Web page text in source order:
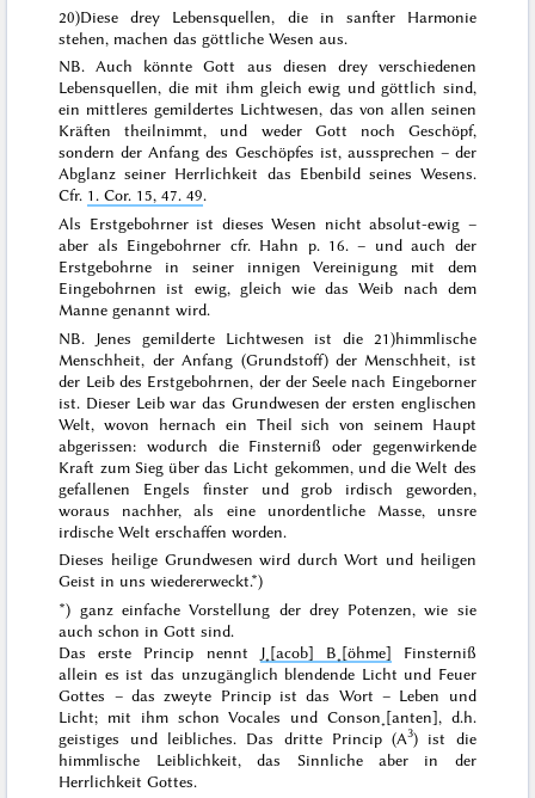
20)Diese drey Lebensquellen, die in sanfter Harmonie
stehen, machen das göttliche Wesen aus.
NB. Auch könnte Gott aus diesen drey verschiedenen
Lebensquellen, die mit ihm gleich ewig und göttlich sind,
ein mittleres gemildertes Lichtwesen, das von allen seinen
Kräften theilnimmt, und weder Gott noch Geschöpf,
sondern derAnfang des Geschöpfes ist, aussprechen – der
Abglanz seiner Herrlichkeit das Ebenbild seines Wesens.
Cfr. 1. Cor. 15, 47. 49.
Als Erstgebohrnerist dieses Wesen nicht absolut-ewig –
aber als Eingebohrner cfr. Hahn p. 16. – und auch der
Erstgebohrne in seiner innigen Vereinigung mit dem
Eingebohrnen ist ewig, gleich wie das Weib nach dem
Manne genannt wird.
NB. Jenes gemilderte Lichtwesen ist die 21)himmlische
Menschheit, derAnfang (Grundstoff) der Menschheit, ist
der Leibdes Erstgebohrnen, der der Seele nach Eingeborner
ist. Dieser Leib war das Grundwesen der ersten englischen
Welt, wovon hernach ein Theil sich von seinem Haupt
abgerissen: wodurch die Finsterniß oder gegenwirkende
Kraft zum Sieg über das Licht gekommen, und die Welt des
gefallenen Engels finster und grob irdisch geworden,
woraus nachher, als eine unordentliche Masse, unsre
irdische Welt erschaffen worden.
Dieses heilige Grundwesen wird durch Wort und heiligen
Geist in uns wiedererweckt.*)
*) ganz einfache Vorstellung der drey Potenzen, wie sie
auch schon in Gott sind.
Das erste Princip nennt J˖[acob] B˖[öhme]
Finsterniß
allein es ist das unzugänglich blendende Licht und Feuer
Gottes – das zweyte Principist das Wort – Leben und
Licht; mit ihm schon Vocales und Conson˖[anten], d.h.
geistiges und leibliches. Das dritte Princip(A3) ist die
himmlische Leiblichkeit, das Sinnliche aber in der
Herrlichkeit Gottes.